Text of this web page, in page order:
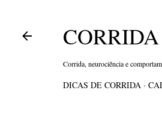
Corrida, neurociência e
DICAS DE CORRIDA